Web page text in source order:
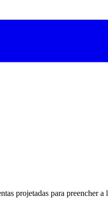
projetadas para preencher a